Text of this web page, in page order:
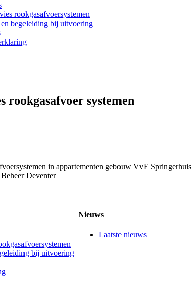
rookgasafvoersystemen
begeleiding bij uitvoering
rookgasafvoer systemen
in appartementen gebouw VvE Springerhuis
Deventer
bij uitvoering
Nieuws
Laatste nieuws